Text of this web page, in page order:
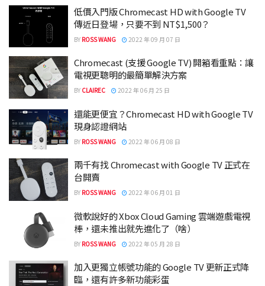
低價入門版 Chromecast HD with Google TV
傳近日登場，只要不到 NT$1,500？
BY ROSS WANG 2022 年 09 月 07 日
Chromecast (支援 Google TV) 開箱看重點：讓
電視更聰明的最簡單解決方案
BY CLAIREC 2022 年 06 月 25 日
還能更便宜？Chromecast HD with Google TV
現身認證網站
BY ROSS WANG 2022 年 06 月 08 日
兩千有找 Chromecast with Google TV 正式在
台開賣
BY ROSS WANG 2022 年 06 月 01 日
微軟說好的 Xbox Cloud Gaming 雲端遊戲電視
棒，還未推出就先進化了（啥）
BY ROSS WANG 2022 年 05 月 28 日
加入更獨立帳號功能的 Google TV 更新正式降
臨，還有許多新功能彩蛋